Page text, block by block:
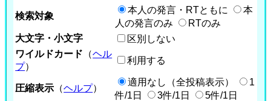
検索対象
本人の発言・RTともに
本
人の発言のみ
RTのみ
大文字・小文字
区別しない
ワイルドカード （ヘル
プ）
利用する
圧縮表示 （ヘルプ）
適用なし（全投稿表示）
1
件/1日
3件/1日 5件/1日